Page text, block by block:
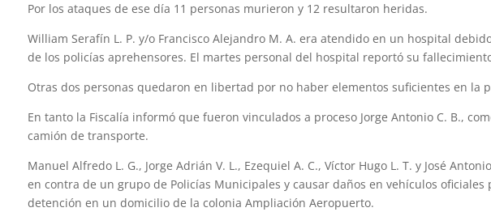
Por los ataques de ese día 11 personas murieron y 12 resultaron heridas.
William Serafín L. P. y/o Francisco Alejandro M. A. era atendido en un hospital
de los policías aprehensores. El martes personal del hospital reportó su
Otras dos personas quedaron en libertad por no haber elementos suficientes en la
En tanto la Fiscalía informó que fueron vinculados a proceso Jorge Antonio C. B.,
camión de transporte.
Manuel Alfredo L. G., Jorge Adrián V. L., Ezequiel A. C., Víctor Hugo L. T. y José
en contra de un grupo de Policías Municipales y causar daños en vehículos
detención en un domicilio de la colonia Ampliación Aeropuerto.